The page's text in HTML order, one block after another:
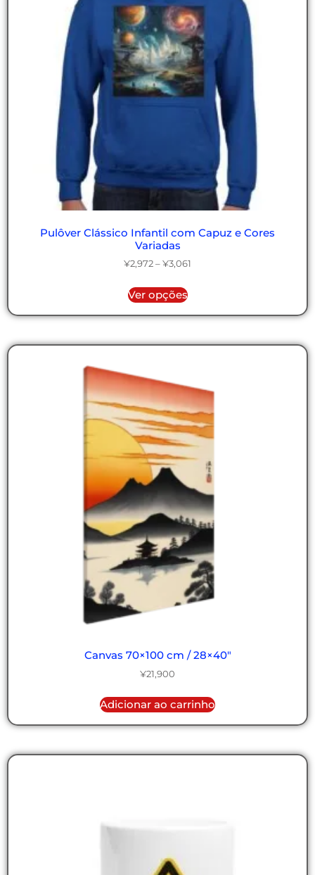
Pulôver Clássico Infantil com Capuz e Cores
Variadas
¥2,972 – ¥3,061
Ver opções
Canvas 70×100 cm / 28×40″
¥21,900
Adicionar ao carrinho